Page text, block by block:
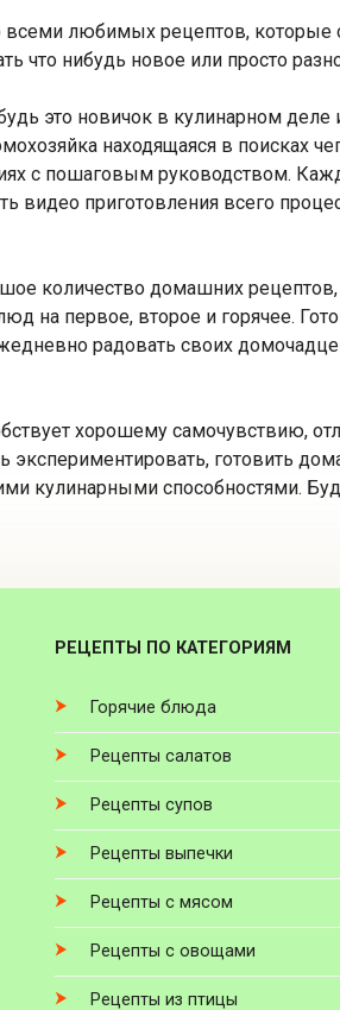
всеми любимых рецептов,
что нибудь новое или просто
это новичок в кулинарном
находящаяся в поисках
с пошаговым руководством.
видео приготовления всего
количество домашних
на первое, второе и горячее.
радовать своих
хорошему самочувствию,
готовить
кулинарными способностями.
РЕЦЕПТЫ ПО КАТЕГОРИЯМ
Горячие блюда
Рецепты салатов
Рецепты супов
Рецепты выпечки
Рецепты с мясом
Рецепты с овощами
Рецепты из птицы